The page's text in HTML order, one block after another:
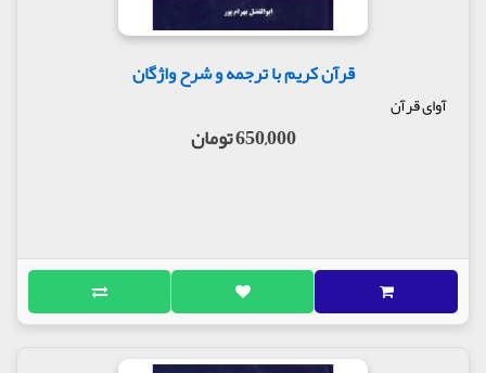
قرآن کریم با ترجمه و شرح واژگان
آوای قرآن
650,000 تومان